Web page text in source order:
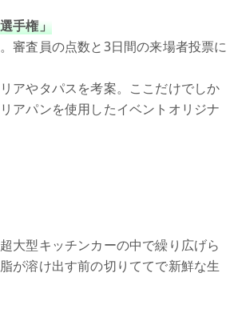
手権」
審査員の点数と3日間の来場者投票に
アやタパスを考案。ここだけでしか
アパンを使用したイベントオリジナ
大型キッチンカーの中で繰り広げら
が溶け出す前の切りててで新鮮な生